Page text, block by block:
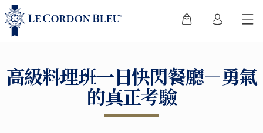
高級料理班一日快閃餐廳－勇氣
的真正考驗